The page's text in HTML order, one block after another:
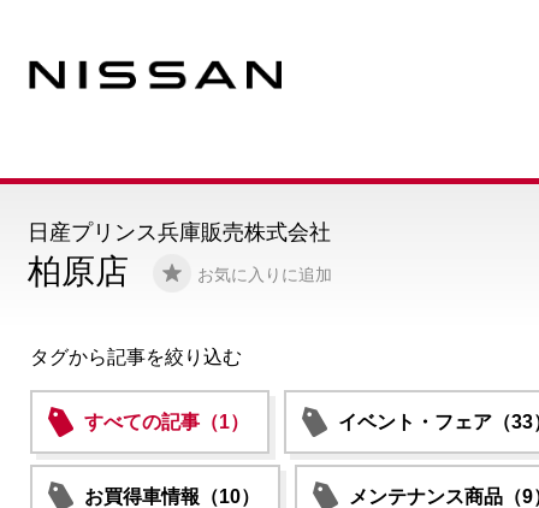
柏原店 お気に入りに追加
日産プリンス兵庫販売株式会社
タグから記事を絞り込む
すべての記事（1） イベント・フェア（33
お買得車情報（10） メンテナンス商品（9